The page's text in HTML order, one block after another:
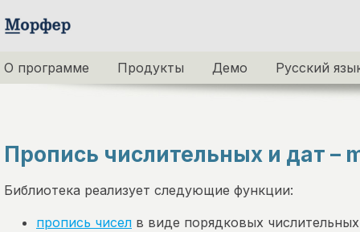
О программе Продукты Демо Русский
Пропись числительных и дат –
Библиотека реализует следующие функции:
пропись чисел в виде порядковых